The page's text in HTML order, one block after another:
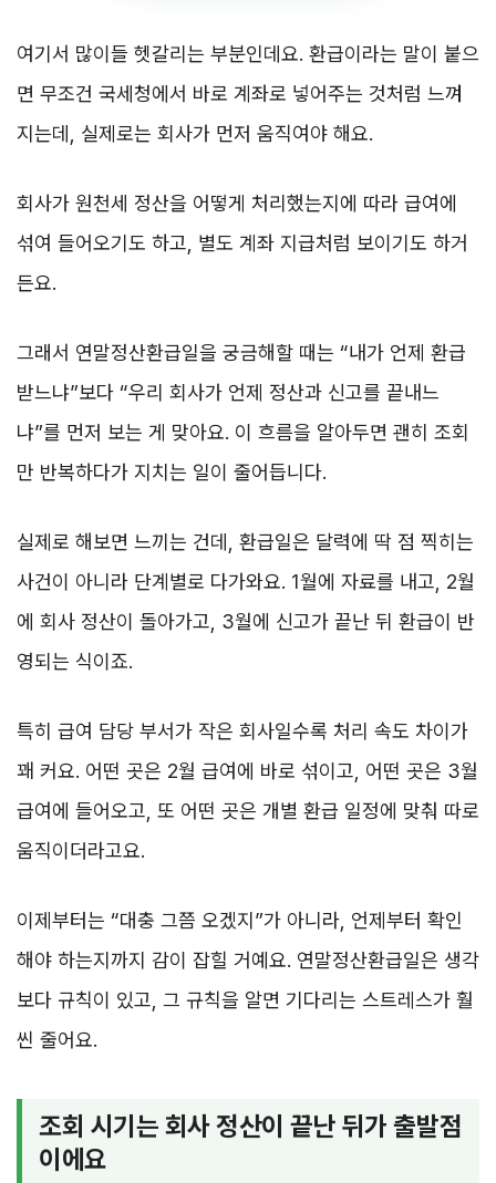
여기서 많이들 헷갈리는 부분인데요. 환급이라는 말이 붙으
면 무조건 국세청에서 바로 계좌로 넣어주는 것처럼 느껴
지는데, 실제로는 회사가 먼저 움직여야 해요.
회사가 원천세 정산을 어떻게 처리했는지에 따라 급여에
섞여 들어오기도 하고, 별도 계좌 지급처럼 보이기도 하거
든요.
그래서 연말정산환급일을 궁금해할 때는 “내가 언제 환급
받느냐”보다 “우리 회사가 언제 정산과 신고를 끝내느
냐”를 먼저 보는 게 맞아요. 이 흐름을 알아두면 괜히 조회
만 반복하다가 지치는 일이 줄어듭니다.
실제로 해보면 느끼는 건데, 환급일은 달력에 딱 점 찍히는
사건이 아니라 단계별로 다가와요. 1월에 자료를 내고, 2월
에 회사 정산이 돌아가고, 3월에 신고가 끝난 뒤 환급이 반
영되는 식이죠.
특히 급여 담당 부서가 작은 회사일수록 처리 속도 차이가
꽤 커요. 어떤 곳은 2월 급여에 바로 섞이고, 어떤 곳은 3월
급여에 들어오고, 또 어떤 곳은 개별 환급 일정에 맞춰 따로
움직이더라고요.
이제부터는 “대충 그쯤 오겠지”가 아니라, 언제부터 확인
해야 하는지까지 감이 잡힐 거예요. 연말정산환급일은 생각
보다 규칙이 있고, 그 규칙을 알면 기다리는 스트레스가 훨
씬 줄어요.
조회 시기는 회사 정산이 끝난 뒤가 출발점
이에요